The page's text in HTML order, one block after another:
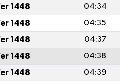
1448
04:34
1448
04:35
1448
04:37
1448
04:38
1448
04:39